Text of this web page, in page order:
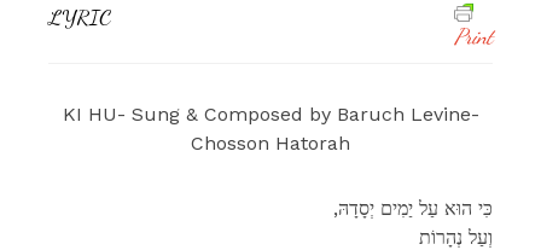
LYRIC
Print
KI HU- Sung & Composed by Baruch Levine-
Chosson Hatorah
,כִּי הוּא עַל יַמִים יְסָדָהּ
וְעַל נְהָרוֹת